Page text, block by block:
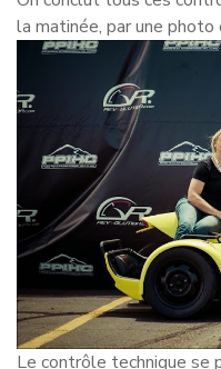
la matinée, par une
Le contrôle technique se